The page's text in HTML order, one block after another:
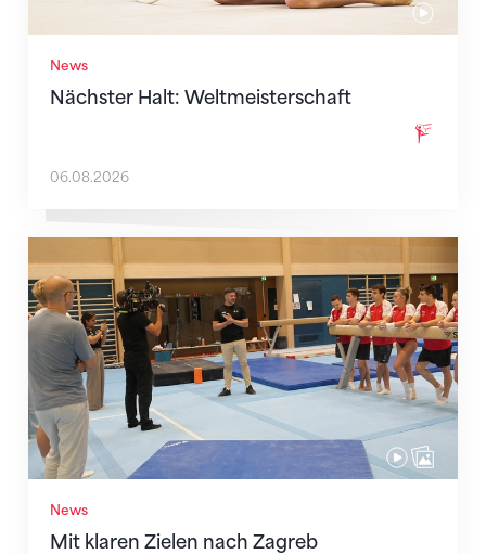
News
Nächster Halt: Weltmeisterschaft
06.08.2026
News
Mit klaren Zielen nach Zagreb
Mit klaren Zielen nach Zagreb